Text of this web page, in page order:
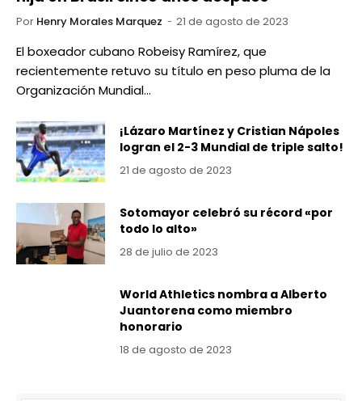
Por Henry Morales Marquez 21 de agosto de 2023
El boxeador cubano Robeisy Ramírez, que
recientemente retuvo su título en peso pluma de la
Organización Mundial…
¡Lázaro Martínez y Cristian Nápoles
logran el 2-3 Mundial de triple salto!
21 de agosto de 2023
Sotomayor celebró su récord «por
todo lo alto»
28 de julio de 2023
World Athletics nombra a Alberto
Juantorena como miembro
honorario
18 de agosto de 2023